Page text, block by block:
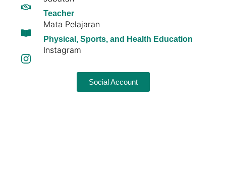
Teacher
Mata Pelajaran
Physical, Sports, and Health Education
Instagram
Social Account